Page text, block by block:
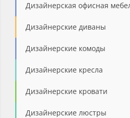
Дизайнерская офисная
Дизайнерские диваны
Дизайнерские комоды
Дизайнерские кресла
Дизайнерские кровати
Дизайнерские люстры